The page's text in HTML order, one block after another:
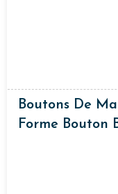
Boutons De
Forme Bouton